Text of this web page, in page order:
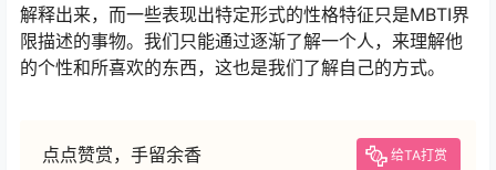
解释出来，而一些表现出特定形式的性格特征只是MBTI界
限描述的事物。我们只能通过逐渐了解一个人，来理解他
的个性和所喜欢的东西，这也是我们了解自己的方式。
点点赞赏，手留余香 给TA打赏